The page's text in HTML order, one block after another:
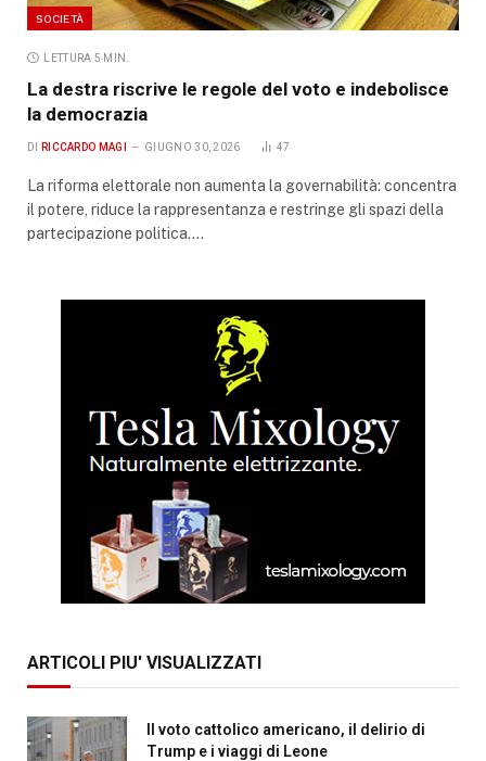
SOCIETÀ
LETTURA 5 MIN.
La destra riscrive le regole del voto e indebolisce
la democrazia
DI RICCARDO MAGI GIUGNO 30, 2026 47
La riforma elettorale non aumenta la governabilità: concentra
il potere, riduce la rappresentanza e restringe gli spazi della
partecipazione politica.…
ARTICOLI PIU' VISUALIZZATI
Il voto cattolico americano, il delirio di
Trump e i viaggi di Leone